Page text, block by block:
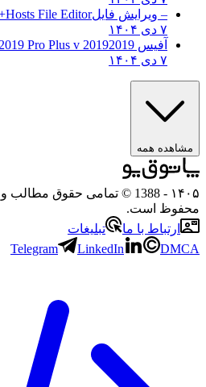
– ویرایش فایلHosts File Editor+
۷ دی ۱۴۰۴
آفیس 2019 2019 Microsoft Office 2019 Pro Plus v
۷ دی ۱۴۰۴
مشاهده همه
۱۴۰۵
- 1388 © تمامی حقوق
محفوظ است.
ارتباط با ما
تبلیغات
Telegram
LinkedIn DMCA